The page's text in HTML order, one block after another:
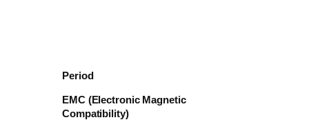
Period
EMC (Electronic Magnetic
Compatibility)